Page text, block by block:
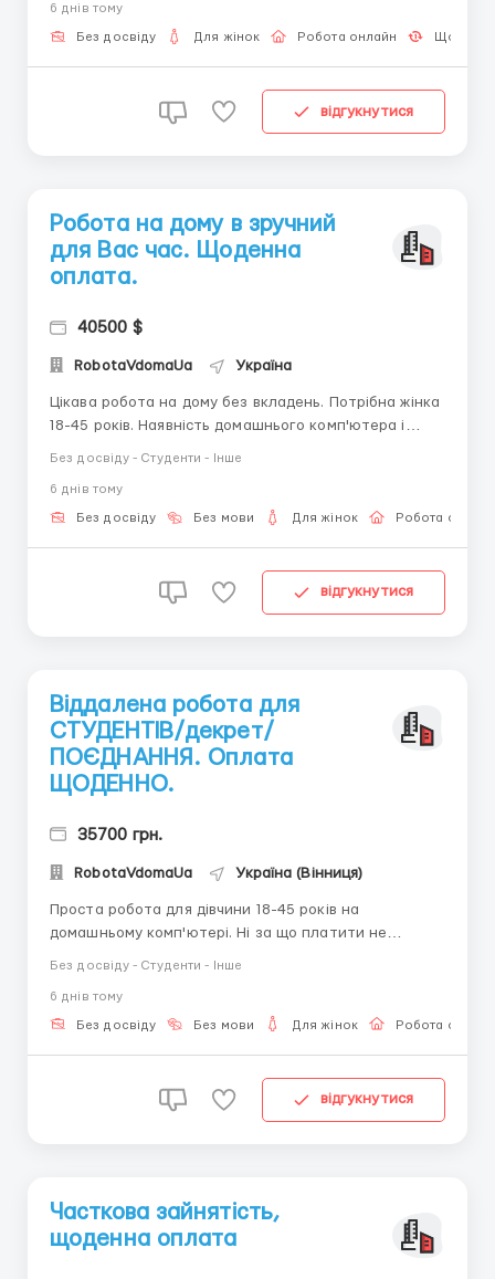
до 45 років, цілеспрямована, активна в роботі та
комунікабельна! Умови: від 3-4 годин на день,
6 днiв тому
Без досвіду Для жінок Робота онлайн
відгукнутися
Робота на дому в зручний
для Вас час. Щоденна
оплата.
40500 $
RobotaVdomaUa Україна
Цікава робота на дому без вкладень. Потрібна жінка
18-45 років. Наявність домашнього комп'ютера і
щоденною виплатою заробітної плати. За більш
детальною інформацією пишіть в telegram + 38(0...
Без досвіду - Студенти - Інше
6 днiв тому
Без досвіду Без мови Для жінок Робота онлайн
відгукнутися
Віддалена робота для
СТУДЕНТІВ/декрет/
ПОЄДНАННЯ. Оплата
ЩОДЕННО.
35700 грн.
RobotaVdomaUa Україна (Вінниця)
Проста робота для дівчини 18-45 років на
домашньому комп'ютері. Ні за що платити не
компанії. Працювати можна в будь-який час доби.
Детальніше ПИШІТЬ в telegram +38(068) 584-84-08
Без досвіду - Студенти - Інше
6 днiв тому
Без досвіду Без мови Для жінок Робота онлайн
відгукнутися
Часткова зайнятість,
щоденна оплата